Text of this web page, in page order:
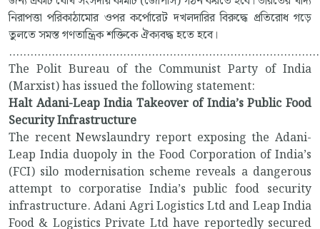
নিরাপত্তা পরিকাঠামোর ওপর কর্পোরেট দখলদারির বিরুদ্ধে প্রতিরোধ গড়ে
তুলতে সমস্ত গণতান্ত্রিক শক্তিকে ঐক্যবদ্ধ হতে হবে।
The Polit Bureau of the Communist Party of India
(Marxist) has issued the following statement:
Halt Adani-Leap India Takeover of India’s Public Food
Security Infrastructure
The recent Newslaundry report exposing the Adani-
Leap India duopoly in the Food Corporation of India’s
(FCI) silo modernisation scheme reveals a dangerous
attempt to corporatise India’s public food security
infrastructure. Adani Agri Logistics Ltd and Leap India
Food & Logistics Private Ltd have reportedly secured